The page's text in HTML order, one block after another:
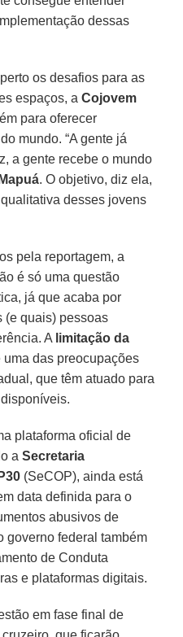
dessas
os desafios para as
espaços, aCojovem
para oferecer
mundo. “A gente já
a gente recebe o mundo
Mapuá. O objetivo, diz ela,
desses jovens
pela reportagem, a
é só uma questão
já que acaba por
(e quais) pessoas
A limitação da
uma das preocupações
que têm atuado para
plataforma oficial de
aSecretaria
(SeCOP), ainda está
data definida para o
abusivos de
governo federal também
de Conduta
e plataformas digitais.
em fase final de